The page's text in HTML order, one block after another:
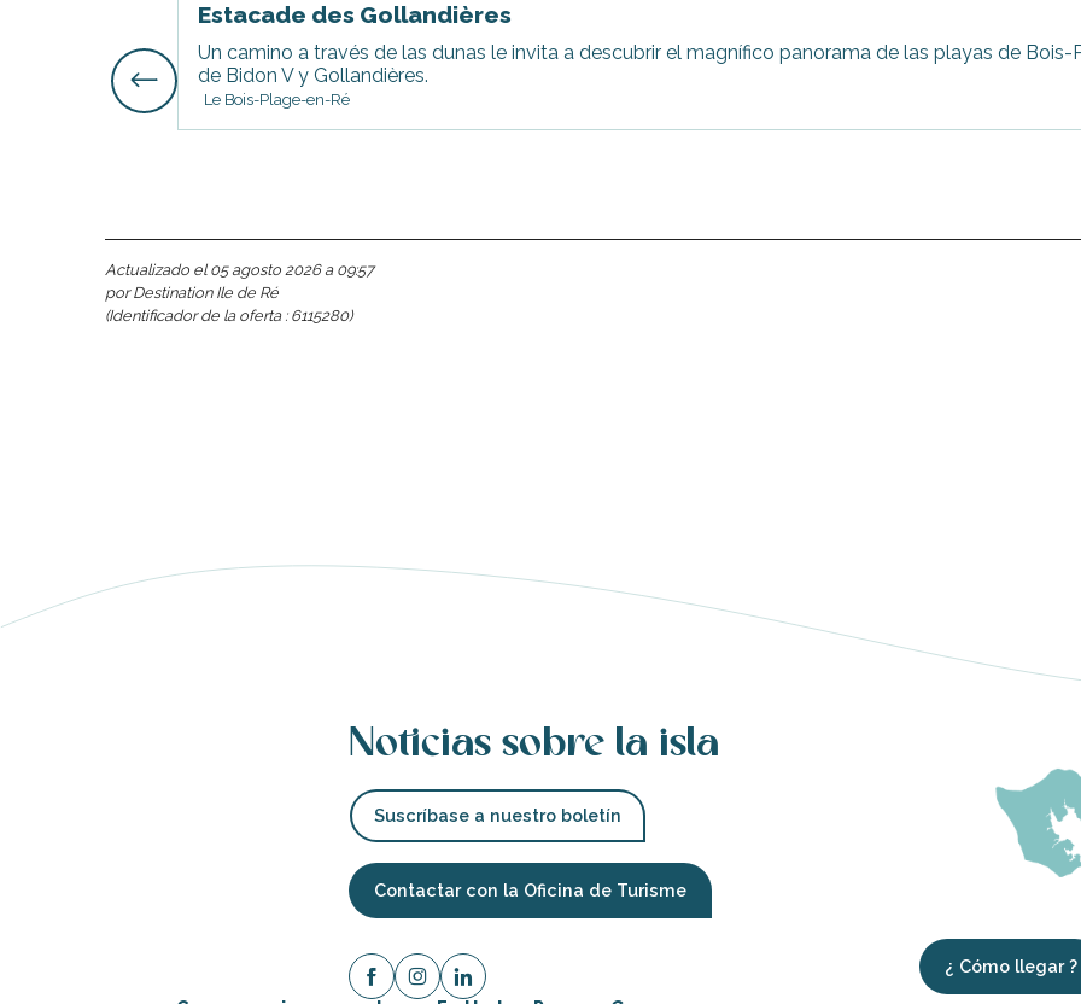
Estacade des Gollandières
Un camino a través de las dunas le invita a descubrir el magnífico panorama de las playas de
de Bidon V y Gollandières.
Le Bois-Plage-en-Ré
Actualizado el 05 agosto 2026 a 09:57
por Destination Ile de Ré
(Identificador de la oferta : 6115280)
Noticias sobre la isla
Suscríbase a nuestro boletín
Contactar con la Oficina de Turisme
¿ Cómo llegar ?